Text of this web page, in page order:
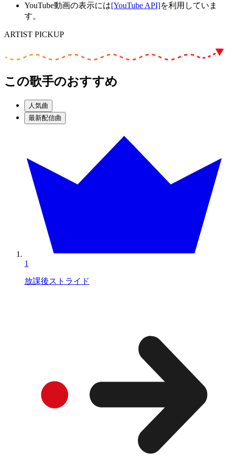
YouTube動画の表示には[YouTube API]を利用していま
す。
ARTIST PICKUP
この歌手のおすすめ
人気曲
最新配信曲
1
放課後ストライド